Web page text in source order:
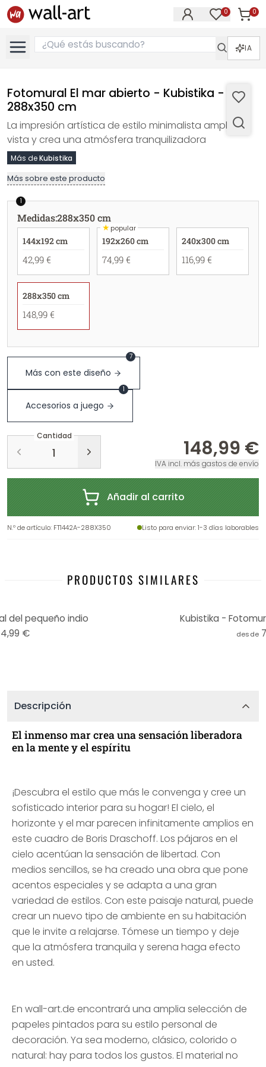
0 0
IA
Fotomural El mar abierto - Kubistika -
288x350 cm
La impresión artística de estilo minimalista amplía la
vista y crea una atmósfera tranquilizadora
Más deKubistika
Más sobre este producto
1
Medidas:288x350 cm
144x192 cm
42,99 €
★popular
192x260 cm
74,99 €
240x300 cm
116,99 €
288x350 cm
148,99 €
Más con este diseño
7
Accesorios a juego
1
Cantidad
148,99 €
IVA incl. más gastos de envío
Añadir al carrito
N.º de artículo: FT1442A-288X350 Listo para enviar: 1-3 días laborables
PRODUCTOS SIMILARES
del pequeño indio
€
Kubistika -
desde
Descripción
El inmenso mar crea una sensación liberadora
en la mente y el espíritu
¡Descubra el estilo que más le convenga y cree un
sofisticado interior para su hogar! El cielo, el
horizonte y el mar parecen infinitamente amplios en
este cuadro de Boris Draschoff. Los pájaros en el
cielo acentúan la sensación de libertad. Con
medios sencillos, se ha creado una obra que pone
acentos especiales y se adapta a una gran
variedad de estilos. Con este paisaje natural, puede
crear un nuevo tipo de ambiente en su habitación
que le invite a relajarse. Tómese un tiempo y deje
que la atmósfera tranquila y serena haga efecto
en usted.
En wall-art.de encontrará una amplia selección de
papeles pintados para su estilo personal de
decoración. Ya sea moderno, clásico, colorido o
natural: hay para todos los gustos. El material no